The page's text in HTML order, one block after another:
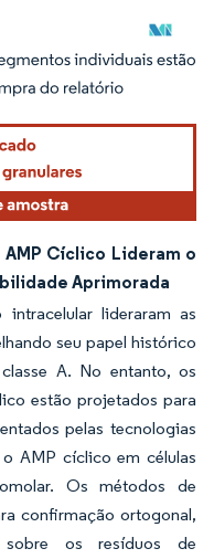
atribuição conforme CC BY 4.0.
Cíclico Lideram o
Aprimorada
lideraram as
seu papel histórico
A. No entanto, os
estão projetados para
pelas tecnologias
AMP cíclico em células
Os métodos de
confirmação ortogonal,
os resíduos de